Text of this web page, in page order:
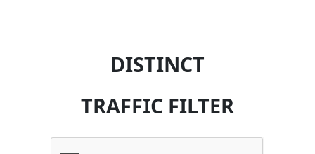
DISTINCT
TRAFFIC FILTER